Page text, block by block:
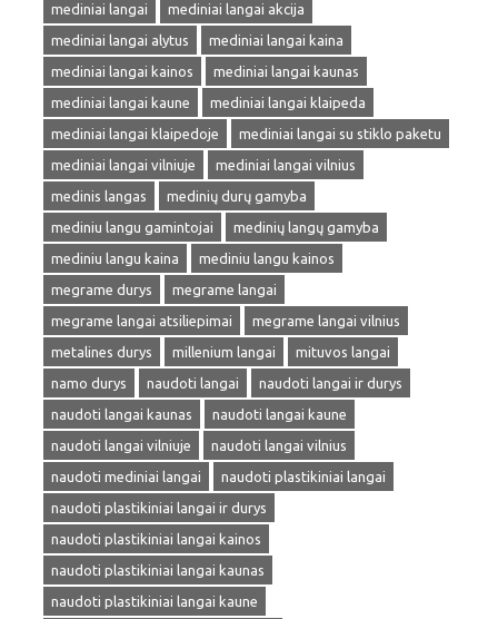
mediniai langai
mediniai langai akcija
mediniai langai alytus
mediniai langai kaina
mediniai langai kainos
mediniai langai kaunas
mediniai langai kaune
mediniai langai klaipeda
mediniai langai klaipedoje
mediniai langai su stiklo paketu
mediniai langai vilniuje
mediniai langai vilnius
medinis langas
medinių durų gamyba
mediniu langu gamintojai
medinių langų gamyba
mediniu langu kaina
mediniu langu kainos
megrame durys
megrame langai
megrame langai atsiliepimai
megrame langai vilnius
metalines durys
millenium langai
mituvos langai
namo durys
naudoti langai
naudoti langai ir durys
naudoti langai kaunas
naudoti langai kaune
naudoti langai vilniuje
naudoti langai vilnius
naudoti mediniai langai
naudoti plastikiniai langai
naudoti plastikiniai langai ir durys
naudoti plastikiniai langai kainos
naudoti plastikiniai langai kaunas
naudoti plastikiniai langai kaune